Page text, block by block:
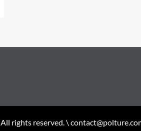
rights reserved. \